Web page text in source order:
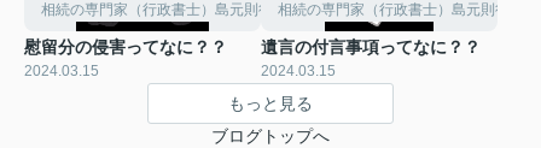
相続の専門家（行政書士）島元則行のひとりごと。
慰留分の侵害ってなに？？
2024.03.15
相続の専門家（行政書士）島元則行の
遺言の付言事項ってなに？？
2024.03.15
もっと見る
ブログトップへ